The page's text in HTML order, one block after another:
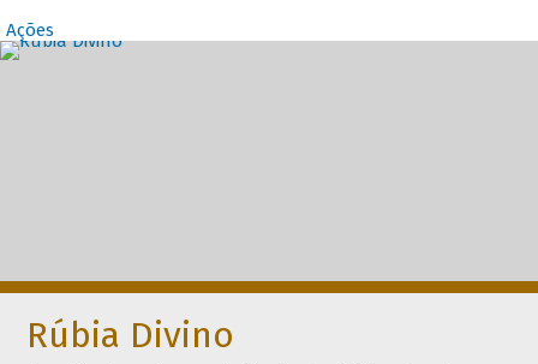
Ações
Destaques
Rúbia Divino